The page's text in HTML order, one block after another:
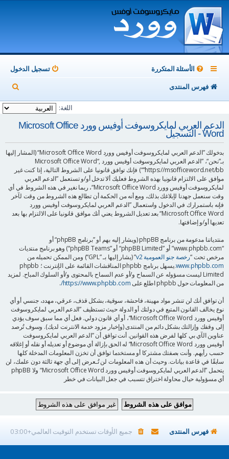
الأسئلة المتكررة
تسجيل الدخول
فهرس المنتدى
ح
ث
اللغة:
الدعم العربي لمايكروسوفت أوفيس وورد Microsoft Office
Word - التسجيل
بدخولك ”الدعم العربي لمايكروسوفت أوفيس وورد Microsoft Office Word“ (المشار إليها
بـ”نحن“، ”الدعم العربي لمايكروسوفت أوفيس وورد Microsoft Office Word“,
”https://msofficeword.net/bb“) فإنك توافق قانونيا على الشروط التالية، إذا كنت غير
موافق على الالتزام قانونيا بهذه الشروط فعليك ألا تدخل أو/و تستعمل ”الدعم العربي
لمايكروسوفت أوفيس وورد Microsoft Office Word“، ربما نغير في هذه الشروط في أي
وقت سنعمل جهدنا لإبلاغك بذلك، ومع أنه من الحكمة أن تطالع هذه الشروط من وقت لآخر
فإنه باستمرارك في الدخول واستعمال ”الدعم العربي لمايكروسوفت أوفيس وورد
Microsoft Office Word“ بعد تعديل الشروط يعني أنك موافق قانونيا على الالتزام بها بعد
تعديها أو/و إضافتها.
منتدياتنا مدعومة من برنامج phpBB (ويشار إليه بهم أو ”برنامج phpBB“ أو
“www.phpbb.com” أو ”phpBB Limited“ أو ”phpBB Teams“) وهو برنامج منتديات
مرخص تحت “رخصة جنو العمومية v2
” (يشار إليها بـ ”GPL“) ومن الممكن تحميله من
www.phpbb.com
.يسهل برنامج phpbb المناقشات القائمة على الإنترنت ؛ phpbb
Limited ليست مسؤوله عن السماح و/أو عدم السماح بالمحتوى و/أو السلوك المباح. لمزيد
من المعلومات حول phpbb اطلع على
https://www.phpbb.com/
.
أن توافق أنك لن تنشر مواد مهينة، فاحشة، سوقية، بشكل قذف، عرقي، مهدد، جنسي أو أي
نوع يخالف القانون المتبع في دولتك أو الدولة حيث تستظيف ”الدعم العربي لمايكروسوفت
أوفيس وورد Microsoft Office Word“، أو أي قانون دولي. فعل أي مما سبق سوف يؤدي
إلى وقفك وإزالتك بشكل دائم من المنتدى (وإخبار مزود خدمة الانترنت لديك). وسوف تُرصد
عناوين الآي بي كلها لفرض هذه القوانين. أنت توافق أن ”الدعم العربي لمايكروسوفت
أوفيس وورد Microsoft Office Word“ له الحق بإزالة أي موضوع أو تعديله أو نقله أو إغلاقه
حسب رأيهم. وأنت بصفتك مشتركا أو مستخدما توافق أن تخزن المعلومات المدخلة كلها
سابقًا في قاعدة بيانات. وحيث أن هذه المعلومات لن تُـعرض إلى أي جهة ثالثة دون علمك، لن
يتحمل ”الدعم العربي لمايكروسوفت أوفيس وورد Microsoft Office Word“ ولا phpBB
أي مسؤولية حيال محاولة اختراق تتسبب في جعل البيانات في خطر
فهرس المنتدى جميع الأوقات تستخدم التوقيت العالمي+03:00